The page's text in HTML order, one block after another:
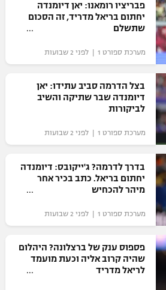
פבריציו רומאנו: יאן דיומנדה
יחתום בריאל מדריד, זה הסכום
שתשלם
מערכת ספורט 1 | לפני 2 שבועות
בצל הדרמה סביב עתידו: יאן
דיומנדה שבר שתיקה והשיב
לביקורות
מערכת ספורט 1 | לפני 2 שבועות
בדרך לדרמה? ג'ייקובס: דיומנדה
יחתום בריאל. כתב בכיר אחר
מיהר להכחיש
מערכת ספורט 1 | לפני 2 שבועות
פספוס ענק של ברצלונה? היהלום
שהיה קרוב אליה וכעת מועמד
לריאל מדריד